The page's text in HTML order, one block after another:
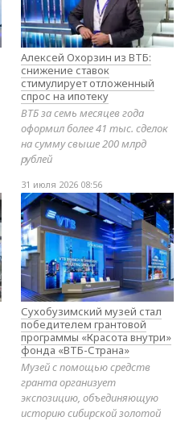
Алексей Охорзин из ВТБ:
снижение ставок
стимулирует отложенный
спрос на ипотеку
ВТБ за семь месяцев года
оформил более 41 тыс. сделок
на сумму свыше 200 млрд
рублей
31 июля 2026 08:56
Сухобузимский музей стал
победителем грантовой
программы «Красота внутри»
фонда «ВТБ-Страна»
Музей с помощью средств
гранта организует
экспозицию, объединяющую
историю сибирской золотой